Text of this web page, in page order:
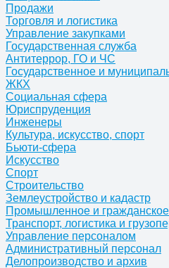
Продажи
Торговля и логистика
Управление закупками
Государственная служба
Антитеррор, ГО и ЧС
Государственное и
ЖКХ
Социальная сфера
Юриспруденция
Инженеры
Культура, искусство, спорт
Бьюти-сфера
Искусство
Спорт
Строительство
Землеустройство и кадастр
Промышленное и гражданское
Транспорт, логистика и
Управление персоналом
Административный персонал
Делопроизводство и архив